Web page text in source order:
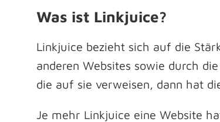
Was ist Linkjuice?
Linkjuice bezieht sich auf die
anderen Websites sowie durch
die auf sie verweisen, dann hat
Je mehr Linkjuice eine Website